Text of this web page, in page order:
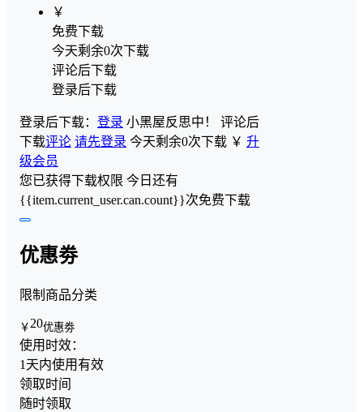
￥
免费下载
今天剩余0次下载
评论后下载
登录后下载
登录后下载： 登录 小黑屋反思中！ 评论后
下载评论 请先登录 今天剩余0次下载 ￥ 升
级会员
您已获得下载权限 今日还有
{{item.current_user.can.count}}次免费下载
优惠劵
限制商品分类
￥ 20优惠劵
使用时效：
1天内使用有效
领取时间
随时领取